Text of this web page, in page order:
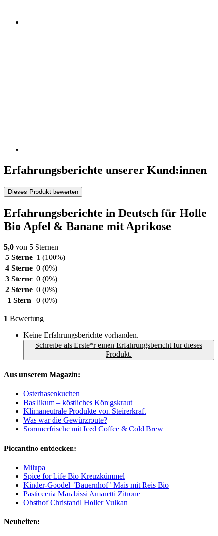
Erfahrungsberichte unserer Kund:innen
Dieses Produkt bewerten
Erfahrungsberichte in Deutsch für Holle
Bio Apfel & Banane mit Aprikose
5,0 von 5 Sternen
5 Sterne 1 (100%)
4 Sterne 0 (0%)
3 Sterne 0 (0%)
2 Sterne 0 (0%)
1 Stern
0 (0%)
1 Bewertung
Keine Erfahrungsberichte vorhanden.
Schreibe als Erste*r einen Erfahrungsbericht für dieses
Produkt.
Aus unserem Magazin:
Osterhasenkuchen
Basilikum – köstliches Königskraut
Klimaneutrale Produkte von Steirerkraft
Was war die Gewürzroute?
Sommerfrische mit Iced Coffee & Cold Brew
Piccantino entdecken:
Milupa
Spice for Life Bio Kreuzkümmel
Kinder-Goodel "Bauernhof" Mais mit Reis Bio
Pasticceria Marabissi Amaretti Zitrone
Obsthof Christandl Holler Vulkan
Neuheiten: